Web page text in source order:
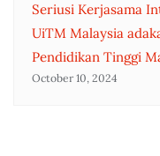
Seriusi Kerjasama
UiTM Malaysia
Pendidikan Tinggi
October 10, 2024